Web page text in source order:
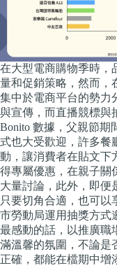
在大型電商購物季時，
量和促銷策略，然而，
集中於電商平台的勢力
與宣傳，而直播競標與
Bonito 數據，父親節期
式也大受歡迎，許多餐
動，讓消費者在貼文下
得專屬優惠，在親子關
大量討論，此外，即便
只要切角合適，也可
市勞動局運用抽獎方式
最感動的話，以推廣職
滿溫馨的氛圍，不論是
正確，都能在檔期中增